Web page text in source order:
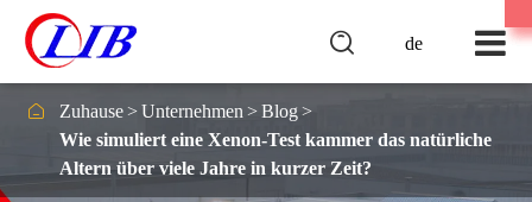
de

 Zuhause Unternehmen
Blog
Wie simuliert eine Xenon-Test kammer das natürliche
Altern über viele Jahre in kurzer Zeit?